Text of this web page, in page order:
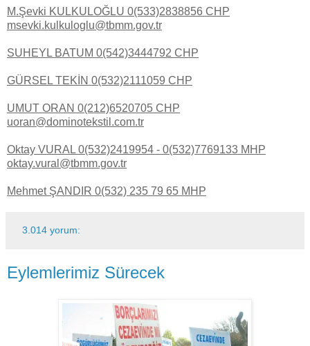
M.Şevki KULKULOĞLU 0(533)2838856 CHP
msevki.kulkuloglu@tbmm.gov.tr
SUHEYL BATUM 0(542)3444792 CHP
GÜRSEL TEKİN 0(532)2111059 CHP
UMUT ORAN 0(212)6520705 CHP
uoran@dominotekstil.com.tr
Oktay VURAL 0(532)2419954 - 0(532)7769133 MHP
oktay.vural@tbmm.gov.tr
Mehmet ŞANDIR 0(532) 235 79 65 MHP
3.014 yorum:
Eylemlerimiz Sürecek